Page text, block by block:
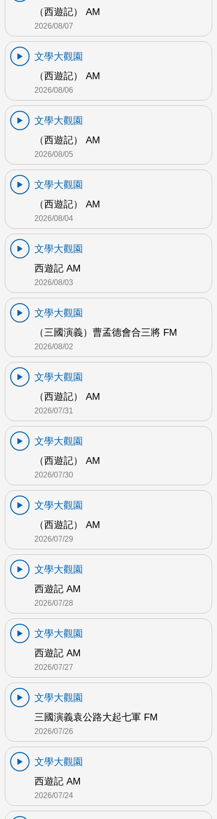
（西遊記） AM
2026/08/07
文學大觀園
（西遊記） AM
2026/08/06
文學大觀園
（西遊記） AM
2026/08/05
文學大觀園
（西遊記） AM
2026/08/04
文學大觀園
西遊記 AM
2026/08/03
文學大觀園
（三國演義）曹孟德會合三將 FM
2026/08/02
文學大觀園
（西遊記） AM
2026/07/31
文學大觀園
（西遊記） AM
2026/07/30
文學大觀園
（西遊記） AM
2026/07/29
文學大觀園
西遊記 AM
2026/07/28
文學大觀園
西遊記 AM
2026/07/27
文學大觀園
三國演義袁公路大起七軍 FM
2026/07/26
文學大觀園
西遊記 AM
2026/07/24